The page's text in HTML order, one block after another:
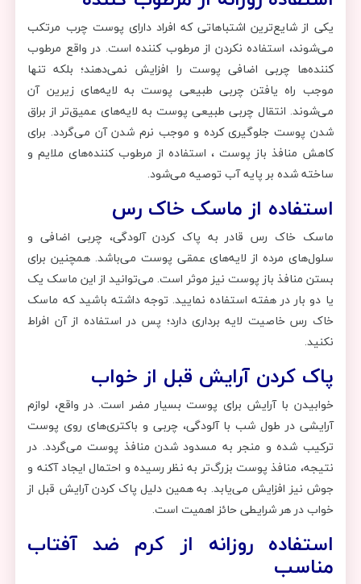
یکی از شایع‌ترین اشتباهاتی که افراد دارای پوست چرب مرتکب
می‌شوند، استفاده نکردن از مرطوب کننده‌ است. در واقع مرطوب
کننده‌ها چربی اضافی پوست را افزایش نمی‌دهند؛ بلکه تنها
موجب راه یافتن چربی طبیعی پوست به لایه‌های زیرین آن
می‌شوند. انتقال چربی طبیعی پوست به لایه‌های عمیق‌تر از براق
شدن پوست جلوگیری کرده و موجب نرم شدن آن می‌گردد. برای
کاهش منافذ باز پوست ، استفاده از مرطوب کننده‌های ملایم و
ساخته شده بر پایه آب توصیه می‌شود.
استفاده از ماسک خاک رس
ماسک خاک رس قادر به پاک کردن آلودگی، چربی اضافی و
سلول‌های مرده از لایه‌های عمقی پوست می‌باشد. همچنین برای
بستن منافذ باز پوست نیز موثر است. می‌توانید از این ماسک یک
یا دو بار در هفته استفاده نمایید. توجه داشته باشید که ماسک
خاک رس خاصیت لایه برداری دارد؛ پس در استفاده از آن افراط
نکنید.
پاک کردن آرایش قبل از خواب
خوابیدن با آرایش برای پوست بسیار مضر است. در واقع، لوازم
آرایشی در طول شب با آلودگی، چربی و باکتری‌های روی پوست
ترکیب شده و منجر به مسدود شدن منافذ پوست می‌گردد. در
نتیجه، منافذ پوست بزرگ‌تر به نظر رسیده و احتمال ایجاد آکنه و
جوش نیز افزایش می‌یابد. به همین دلیل پاک کردن آرایش قبل از
خواب در هر شرایطی حائز اهمیت است.
استفاده روزانه از کرم ضد آفتاب
مناسب